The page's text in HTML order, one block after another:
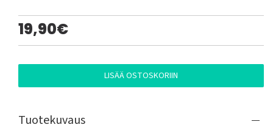
19,90€
LISÄÄ OSTOSKORIIN
Tuotekuvaus